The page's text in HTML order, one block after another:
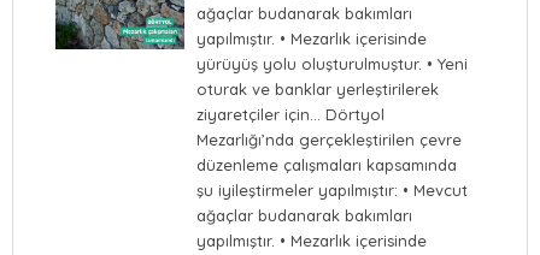
ağaçlar budanarak bakımları
yapılmıştır. • Mezarlık içerisinde
yürüyüş yolu oluşturulmuştur. • Yeni
oturak ve banklar yerleştirilerek
ziyaretçiler için… Dörtyol
Mezarlığı’nda gerçekleştirilen çevre
düzenleme çalışmaları kapsamında
şu iyileştirmeler yapılmıştır: • Mevcut
ağaçlar budanarak bakımları
yapılmıştır. • Mezarlık içerisinde